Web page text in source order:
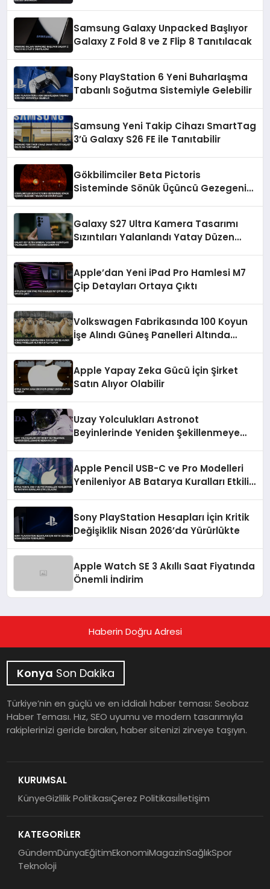
Samsung Galaxy Unpacked Başlıyor
Galaxy Z Fold 8 ve Z Flip 8 Tanıtılacak
Sony PlayStation 6 Yeni Buharlaşma
Tabanlı Soğutma Sistemiyle Gelebilir
Samsung Yeni Takip Cihazı SmartTag
3’ü Galaxy S26 FE ile Tanıtabilir
Gökbilimciler Beta Pictoris
Sisteminde Sönük Üçüncü Gezegeni
Galaxy S27 Ultra Kamera Tasarımı
Sızıntıları Yalanlandı Yatay Düzen
Apple’dan Yeni iPad Pro Hamlesi M7
Çip Detayları Ortaya Çıktı
Volkswagen Fabrikasında 100 Koyun
İşe Alındı Güneş Panelleri Altında
Apple Yapay Zeka Gücü İçin Şirket
Satın Alıyor Olabilir
Uzay Yolculukları Astronot
Beyinlerinde Yeniden Şekillenmeye
Apple Pencil USB-C ve Pro Modelleri
Yenileniyor AB Batarya Kuralları Etkili
Sony PlayStation Hesapları İçin Kritik
Değişiklik Nisan 2026’da Yürürlükte
Apple Watch SE 3 Akıllı Saat Fiyatında
Önemli İndirim
Haberin Doğru Adresi
Konya Son Dakika
Türkiye’nin en güçlü ve en iddialı haber teması: Seobaz
Haber Teması. Hız, SEO uyumu ve modern tasarımıyla
rakiplerinizi geride bırakın, haber sitenizi zirveye taşıyın.
KURUMSAL
KünyeGizlilik PolitikasıÇerez Politikasıİletişim
KATEGORİLER
GündemDünyaEğitimEkonomiMagazinSağlıkSpor
Teknoloji